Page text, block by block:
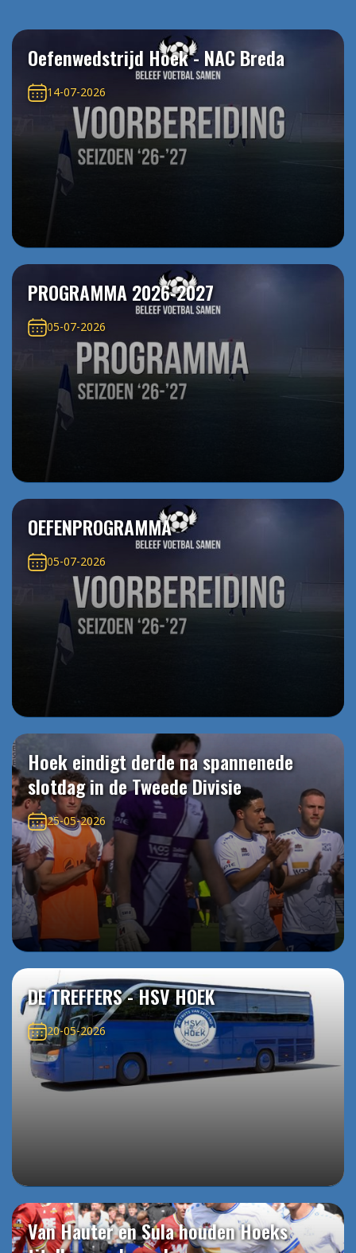
Oefenwedstrijd Hoek - NAC Breda
14-07-2026
PROGRAMMA 2026-2027
05-07-2026
OEFENPROGRAMMA
05-07-2026
Hoek eindigt derde na spannenede
slotdag in de Tweede Divisie
25-05-2026
DE TREFFERS - HSV HOEK
20-05-2026
Van Hauter en Sula houden Hoeks